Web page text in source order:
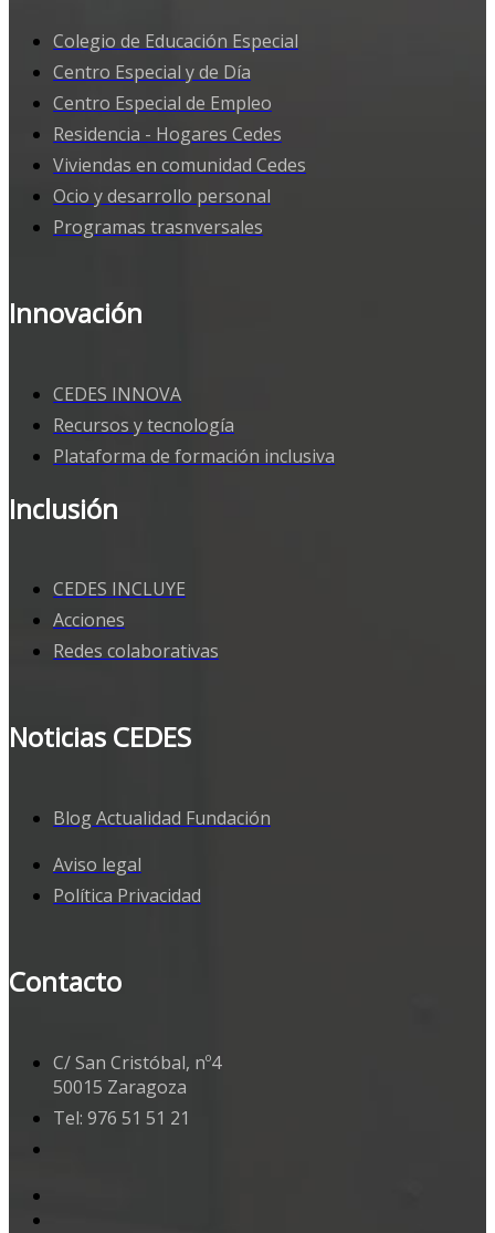
Colegio de Educación Especial
Centro Especial y de Día
Centro Especial de Empleo
Residencia - Hogares Cedes
Viviendas en comunidad Cedes
Ocio y desarrollo personal
Programas trasnversales
Innovación
CEDES INNOVA
Recursos y tecnología
Plataforma de formación inclusiva
Inclusión
CEDES INCLUYE
Acciones
Redes colaborativas
Noticias CEDES
Blog Actualidad Fundación
Aviso legal
Política Privacidad
Contacto
C/ San Cristóbal, nº4
50015 Zaragoza
Tel: 976 51 51 21